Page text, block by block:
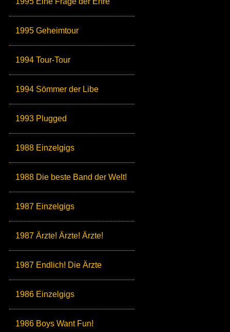
1995 Geheimtour
1994 Tour-Tour
1994 Sömmer der Libe
1993 Plugged
1988 Einzelgigs
1988 Die beste Band der Welt!
1987 Einzelgigs
1987 Ärzte! Ärzte! Ärzte!
1987 Endlich! Die Ärzte
1986 Einzelgigs
1986 Boys Want Fun!